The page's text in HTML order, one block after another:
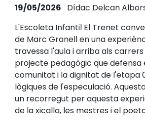
19/05/2026 Dídac Delcan
L'Escoleta Infantil El Trenet
de Marc Granell en una
travessa l'aula i arriba als carrers
projecte pedagògic que defensa
comunitat i la dignitat de l'etapa
lògiques de l'especulació.
un recorregut per aquesta
de la xicalla, les mestres i el